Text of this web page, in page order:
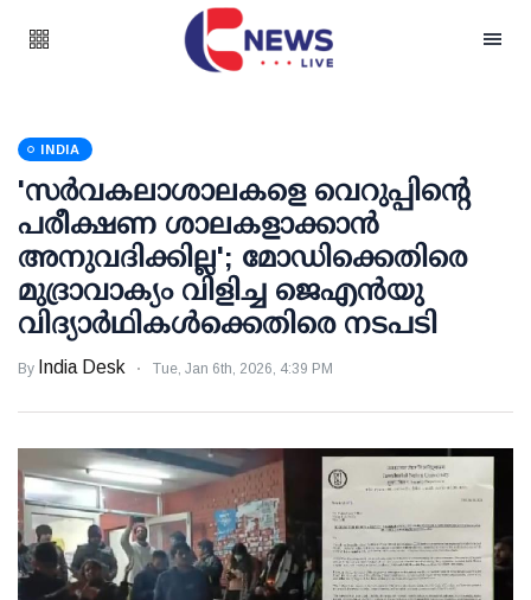
INDIA
'സര്‍വകലാശാലകളെ വെറുപ്പിന്റെ
പരീക്ഷണ ശാലകളാക്കാന്‍
അനുവദിക്കില്ല'; മോഡിക്കെതിരെ
മുദ്രാവാക്യം വിളിച്ച ജെഎന്‍യു
വിദ്യാര്‍ഥികള്‍ക്കെതിരെ നടപടി
By India Desk Tue, Jan 6th, 2026, 4:39 PM